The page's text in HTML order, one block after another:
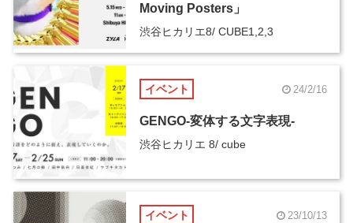
Moving Posters」
渋谷ヒカリエ8/ CUBE1,2,3
イベント 24/2/16
GENGO-変体する文字表現-
渋谷ヒカリエ 8/ cube
イベント 23/10/13